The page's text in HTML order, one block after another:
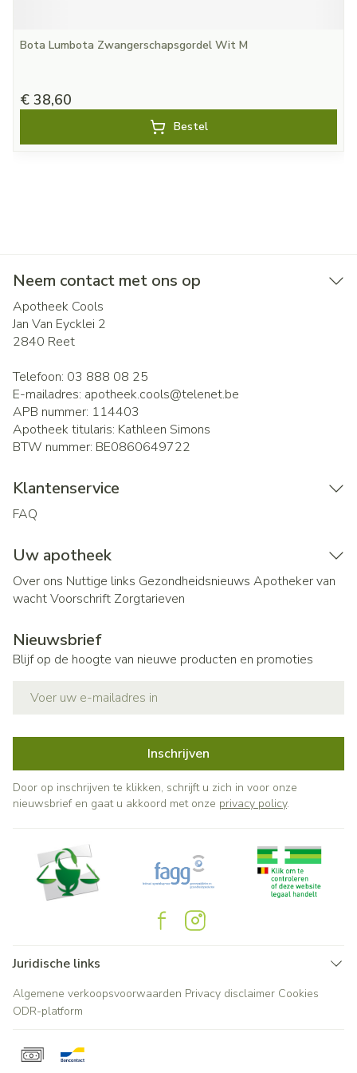
Bota Lumbota Zwangerschapsgordel Wit M
€ 38,60
Bestel
Neem contact met ons op
Apotheek Cools
Jan Van Eycklei 2
2840 Reet
Telefoon: 03 888 08 25
E-mailadres: apotheek.cools@telenet.be
APB nummer: 114403
Apotheek titularis: Kathleen Simons
BTW nummer: BE0860649722
Klantenservice
FAQ
Uw apotheek
Over ons Nuttige links Gezondheidsnieuws Apotheker van
wachtVoorschrift Zorgtarieven
Nieuwsbrief
Blijf op de hoogte van nieuwe producten en promoties
Inschrijven
Door op inschrijven te klikken, schrijft u zich in voor onze
nieuwsbrief en gaat u akkoord met onze privacy policy.
Juridische links
Algemene verkoopsvoorwaarden Privacy disclaimer Cookies
ODR-platform